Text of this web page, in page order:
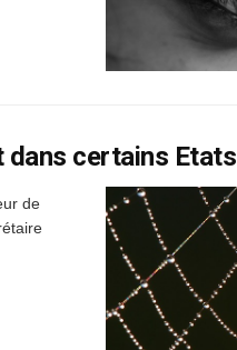
dans certains Etats
de